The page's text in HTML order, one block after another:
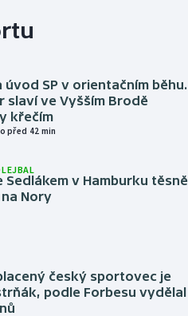
úvod SP v orientačním běhu.
slaví ve Vyšším Brodě
křečím
před 42 min
Sedlákem v Hamburku těsně
Nory
český sportovec je
podle Forbesu vydělal